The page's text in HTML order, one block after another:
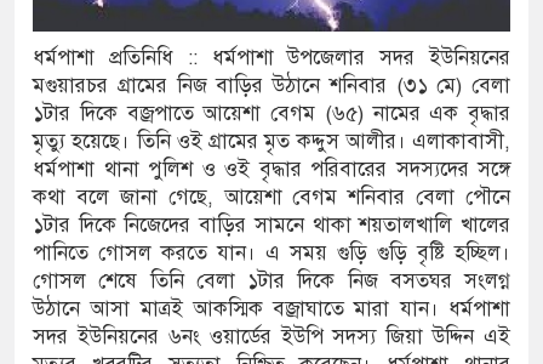
ঘণ্টা লোডশেডিং, ক্ষুব্ধ গ্রাহক
দুর্ঘটনায় আহতদের চিকিৎসা নিশ্চিতের নির্দেশ
দিবস পালিত
যেন ময়লার ভাগাড়
অব্যাহত : অস্তিত্ব সংকটে বাউসা-কেশবপুর গ্রাম
ঝুঁকি নিয়ে চলাচল
ধর্মপাশা প্রতিনিধি :: ধর্মপাশা উপজেলার সদর ইউনিয়নের
মগুয়ারচর গ্রামের নিজ বাড়ির উঠানে শনিবার (৩১ মে) বেলা
১টার দিকে বজ্রপাতে আয়েশা বেগম (৬৫) নামের এক বৃদ্ধার
মৃত্যু হয়েছে। তিনি ওই গ্রামের মৃত কদ্দুস আলীর। এলাকাবাসী,
ধর্মপাশা থানা পুলিশ ও ওই বৃদ্ধার পরিবারের সদস্যদের সঙ্গে
কথা বলে জানা গেছে, আয়েশা বেগম শনিবার বেলা পৌনে
১টার দিকে নিজেদের বাড়ির সামনে থাকা শয়তালখালি খালের
পানিতে গোসল করতে যান। এ সময় গুড়ি গুড়ি বৃষ্টি হচ্ছিল।
গোসল শেষে তিনি বেলা ১টার দিকে নিজ বসতঘর সংলগ্ন
উঠানে আসা মাত্রই আকস্মিক বজ্রাঘাতে মারা যান। ধর্মপাশা
সদর ইউনিয়নের ৬নং ওয়ার্ডের ইউপি সদস্য জিয়া উদ্দিন এই